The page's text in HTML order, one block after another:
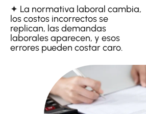
✦ La normativa laboral cambia,
los costos incorrectos se
replican, las demandas
laborales aparecen, y esos
errores pueden costar caro.